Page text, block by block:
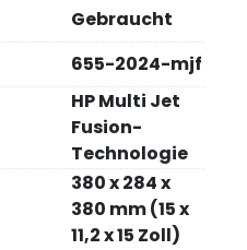
Gebraucht
655-2024-mjf
HP Multi Jet
Fusion-
Technologie
380 x 284 x
380 mm (15 x
11,2 x 15 Zoll)